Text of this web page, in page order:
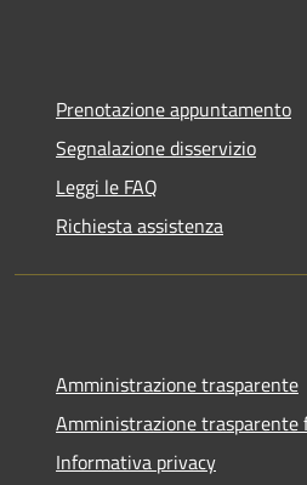
Prenotazione appuntamento
Segnalazione disservizio
Leggi le FAQ
Richiesta assistenza
Amministrazione trasparente
Amministrazione
Informativa privacy